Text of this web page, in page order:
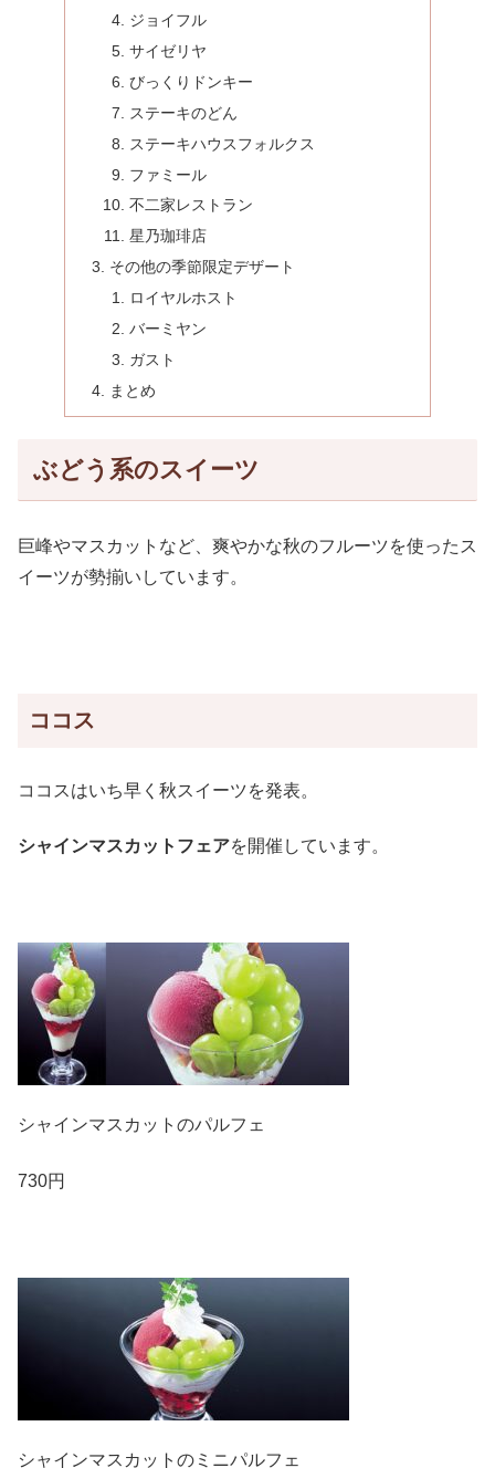
ジョイフル
サイゼリヤ
びっくりドンキー
ステーキのどん
ステーキハウスフォルクス
ファミール
不二家レストラン
星乃珈琲店
その他の季節限定デザート
ロイヤルホスト
バーミヤン
ガスト
まとめ
ぶどう系のスイーツ
巨峰やマスカットなど、爽やかな秋のフルーツを使ったス
イーツが勢揃いしています。
ココス
ココスはいち早く秋スイーツを発表。
シャインマスカットフェアを開催しています。
シャインマスカットのパルフェ
730円
シャインマスカットのミニパルフェ